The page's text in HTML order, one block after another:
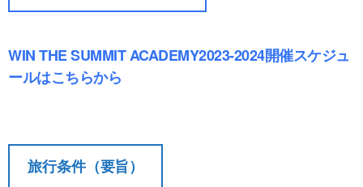
WIN THE SUMMIT ACADEMY2023-2024開催スケジュ
ールはこちらから
旅行条件（要旨）
2日間以上
日の
11日前